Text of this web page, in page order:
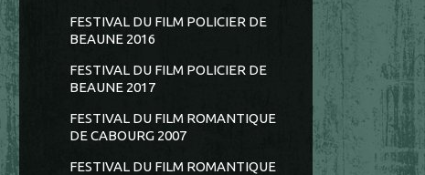
FESTIVAL DU FILM POLICIER DE
BEAUNE 2016
FESTIVAL DU FILM POLICIER DE
BEAUNE 2017
FESTIVAL DU FILM ROMANTIQUE
DE CABOURG 2007
FESTIVAL DU FILM ROMANTIQUE